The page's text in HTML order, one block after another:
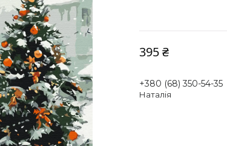
395 ₴
+380 (68) 350-54-35
Наталія